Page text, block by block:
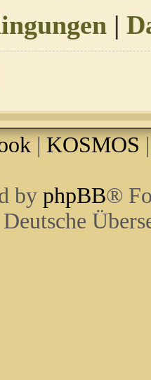
|
| KOSMOS
by phpBB®
Deutsche